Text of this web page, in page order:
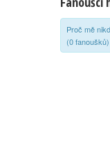
Proč mě
(0 fanoušků)